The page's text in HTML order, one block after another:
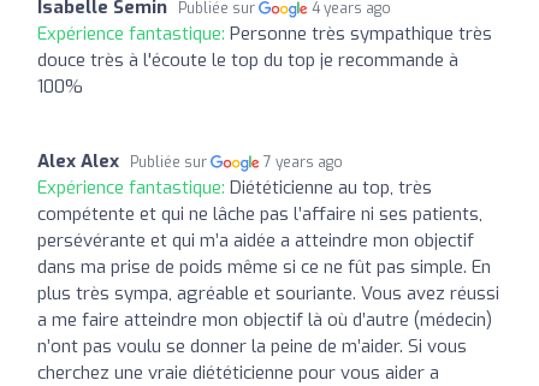
Isabelle Semin Publiée sur 4 years ago
Expérience fantastique: Personne très sympathique très
douce très à l'écoute le top du top je recommande à
100%
Alex Alex Publiée sur 7 years ago
Expérience fantastique: Diététicienne au top, très
compétente et qui ne lâche pas l’affaire ni ses patients,
persévérante et qui m’a aidée a atteindre mon objectif
dans ma prise de poids même si ce ne fût pas simple. En
plus très sympa, agréable et souriante. Vous avez réussi
a me faire atteindre mon objectif là où d’autre (médecin)
n’ont pas voulu se donner la peine de m’aider. Si vous
cherchez une vraie diététicienne pour vous aider a